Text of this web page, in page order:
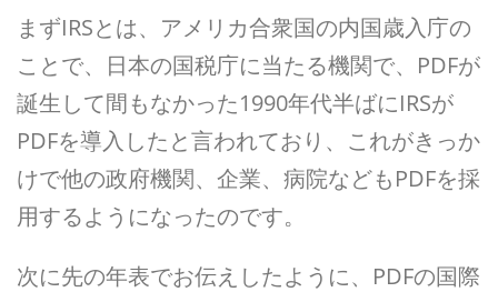
まずIRSとは、アメリカ合衆国の内国歳入庁の
ことで、日本の国税庁に当たる機関で、PDFが
誕生して間もなかった1990年代半ばにIRSが
PDFを導入したと言われており、これがきっか
けで他の政府機関、企業、病院などもPDFを採
用するようになったのです。
次に先の年表でお伝えしたように、PDFの国際